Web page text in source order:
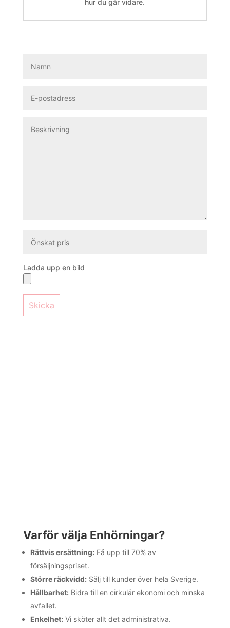
hur du går vidare.
Ladda upp en bild
Varför välja Enhörningar?
Rättvis ersättning:Få upp till 70% av
försäljningspriset.
Större räckvidd:Sälj till kunder över hela Sverige.
Hållbarhet:Bidra till en cirkulär ekonomi och minska
avfallet.
Enkelhet:Vi sköter allt det administrativa.